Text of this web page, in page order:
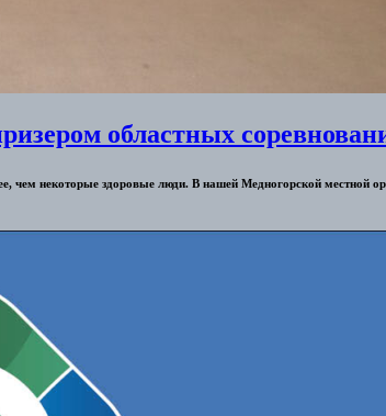
областных
некоторые здоровые люди. В нашей Медногорской местной